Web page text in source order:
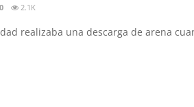
0 2.1K
realizaba una descarga de arena